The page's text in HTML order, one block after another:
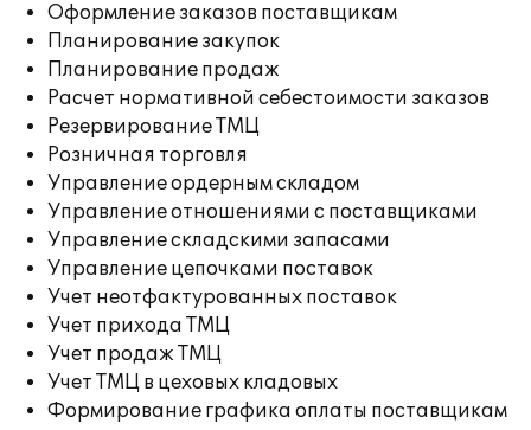
Оформление заказов поставщикам
Планирование закупок
Планирование продаж
Расчет нормативной себестоимости заказов
Резервирование ТМЦ
Розничная торговля
Управление ордерным складом
Управление отношениями с поставщиками
Управление складскими запасами
Управление цепочками поставок
Учет неотфактурованных поставок
Учет прихода ТМЦ
Учет продаж ТМЦ
Учет ТМЦ в цеховых кладовых
Формирование графика оплаты поставщикам